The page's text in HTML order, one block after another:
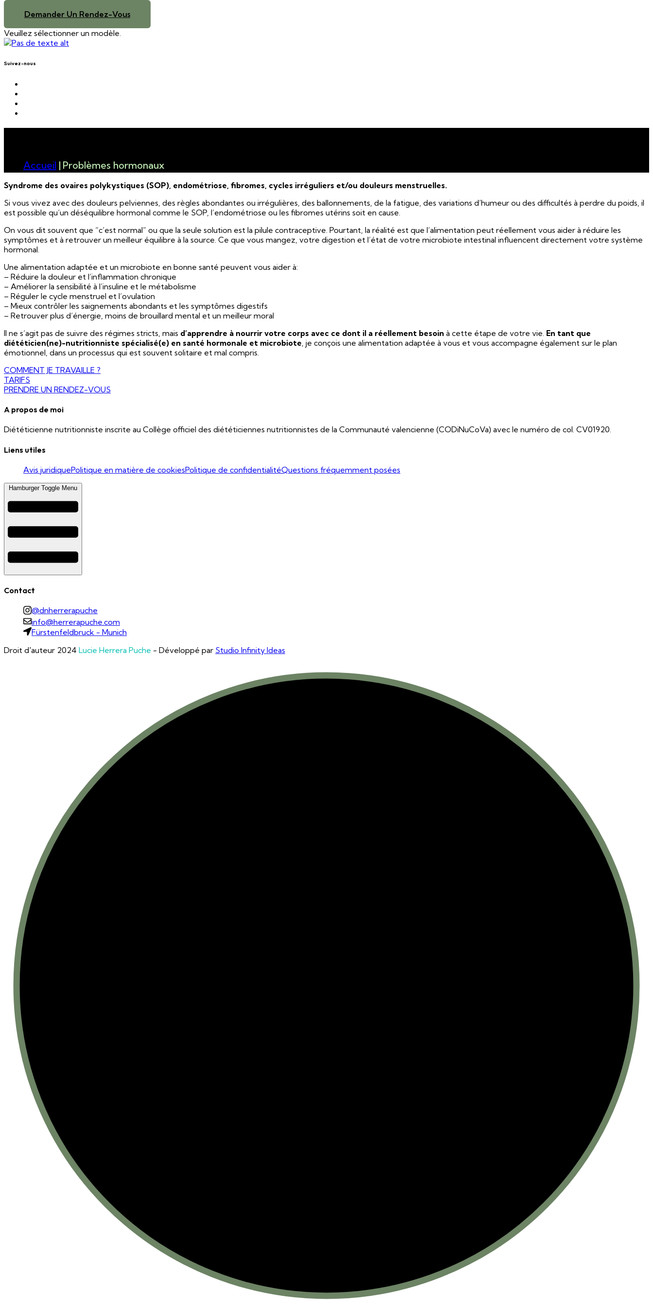
Demander Un Rendez-Vous
Veuillez sélectionner un modèle.
Suivez-nous
Accueil | Problèmes hormonaux
Syndrome des ovaires polykystiques (SOP), endométriose, fibromes, cycles irréguliers et/ou douleurs menstruelles.
Si vous vivez avec des douleurs pelviennes, des règles abondantes ou irrégulières, des ballonnements, de la fatigue, des variations d’humeur ou des difficultés à perdre du poids, il
est possible qu’un déséquilibre hormonal comme le SOP, l’endométriose ou les fibromes utérins soit en cause.
On vous dit souvent que “c’est normal” ou que la seule solution est la pilule contraceptive. Pourtant, la réalité est que l’alimentation peut réellement vous aider à réduire les
symptômes et à retrouver un meilleur équilibre à la source. Ce que vous mangez, votre digestion et l’état de votre microbiote intestinal influencent directement votre système
hormonal.
Une alimentation adaptée et un microbiote en bonne santé peuvent vous aider à:
– Réduire la douleur et l’inflammation chronique
– Améliorer la sensibilité à l’insuline et le métabolisme
– Réguler le cycle menstruel et l’ovulation
– Mieux contrôler les saignements abondants et les symptômes digestifs
– Retrouver plus d’énergie, moins de brouillard mental et un meilleur moral
Il ne s’agit pas de suivre des régimes stricts, mais d’apprendre à nourrir votre corps avec ce dont il a réellement besoin à cette étape de votre vie. En tant que
diététicien(ne)-nutritionniste spécialisé(e) en santé hormonale et microbiote , je conçois une alimentation adaptée à vous et vous accompagne également sur le plan
émotionnel, dans un processus qui est souvent solitaire et mal compris.
COMMENT JE TRAVAILLE ?
TARIFS
PRENDRE UN RENDEZ-VOUS
A propos de moi
Diététicienne nutritionniste inscrite au Collège officiel des diététiciennes nutritionnistes de la Communauté valencienne (CODiNuCoVa) avec le numéro de col. CV01920.
Liens utiles
Avis juridiquePolitique en matière de cookiesPolitique de confidentialitéQuestions fréquemment posées
Hamburger Toggle Menu
Contact
@dnherrerapuche
info@herrerapuche.com
Fürstenfeldbruck - Munich
Droit d'auteur 2024 Lucie Herrera Puche - Développé par Studio Infinity Ideas